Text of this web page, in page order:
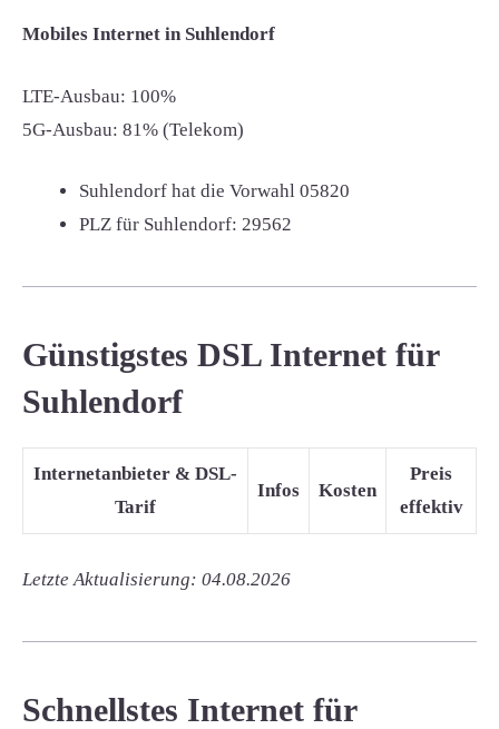
Mobiles Internet in Suhlendorf
LTE-Ausbau: 100%
5G-Ausbau: 81% (Telekom)
Suhlendorf hat die Vorwahl 05820
PLZ für Suhlendorf: 29562
Günstigstes DSL Internet für
Suhlendorf
Internetanbieter & DSL-
Tarif
Infos Kosten
Preis
effektiv
Letzte Aktualisierung: 04.08.2026
Schnellstes Internet für